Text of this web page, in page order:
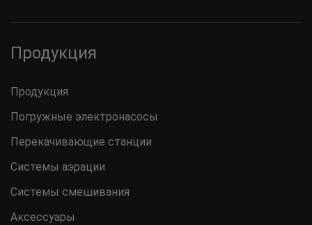
Продукция
Продукция
Погружные электронасосы
Перекачивающие станции
Системы аэрации
Системы смешивания
Аксессуары